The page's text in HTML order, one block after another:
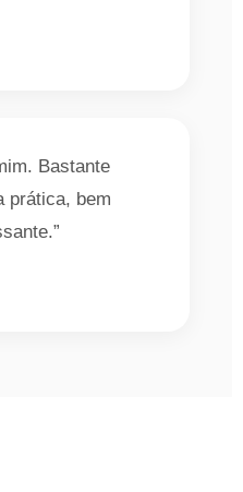
Bastante
prática, bem